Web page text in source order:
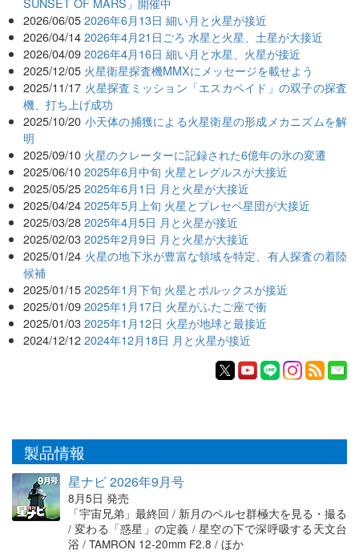
2026/06/05 2026年6月13日 細い月と火星が接近
2026/04/14 2026年4月21日ごろ 水星と火星、土星が大接近
2026/04/09 2026年4月16日 細い月と水星、火星が接近
2025/12/05 火星衛星探査機MMXにメッセージを載せよう
2025/11/17 火星探査ミッション「エスカペイド」の双子の探査
機、打ち上げ成功
2025/10/20 小天体の捕獲による火星衛星の形成メカニズムを解
明
2025/09/10 火星のクレーターに記録された6億年の氷の変遷
2025/06/10 2025年6月中旬 火星とレグルスが大接近
2025/05/25 2025年6月1日 月と火星が大接近
2025/04/24 2025年5月上旬 火星とプレセペ星団が大接近
2025/03/28 2025年4月5日 月と火星が接近
2025/02/03 2025年2月9日 月と火星が大接近
2025/01/24 火星の地下氷が豊富な領域を特定、有人探査の着陸
候補
2025/01/15 2025年1月下旬 火星とポルックスが接近
2025/01/09 2025年1月17日 火星がふたご座で衝
2025/01/03 2025年1月12日 火星が地球と最接近
2024/12/12 2024年12月18日 月と火星が接近
製品情報
星ナビ 2026年9月号
8月5日 発売
「宇宙兄弟」最終回 / 新月のペルセ群極大を見る・撮る
/ 変わる「惑星」の定義 / 星空の下で深呼吸する天文台
浴 / TAMRON 12-20mm F2.8 / ほか